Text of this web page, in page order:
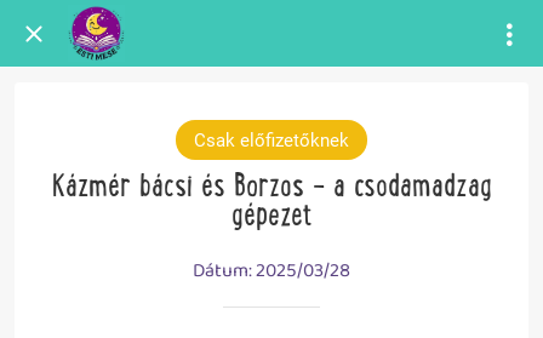
Csak előfizetőknek
Kázmér bácsi és Borzos - a csodamadzag
gépezet
Dátum: 2025/03/28